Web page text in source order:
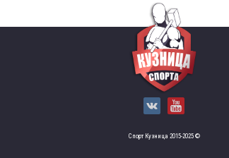
Спорт Кузница 2015-2025 ©